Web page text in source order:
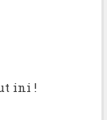
ini !